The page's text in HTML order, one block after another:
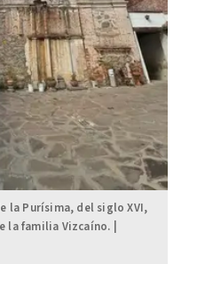
la Purísima, del siglo XVI,
la familia Vizcaíno. |